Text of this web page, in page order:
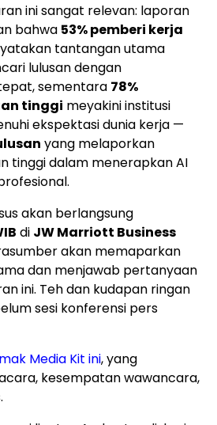
ini sangat relevan: laporan
bahwa 53% pemberi kerja
tantangan utama
lulusan dengan
sementara 78%
tinggi meyakini institusi
ekspektasi dunia kerja —
yang melaporkan
tinggi dalam menerapkan AI
akan berlangsung
di JW Marriott Business
akan memaparkan
dan menjawab pertanyaan
ini. Teh dan kudapan ringan
sesi konferensi pers
Media Kit ini, yang
kesempatan wawancara,